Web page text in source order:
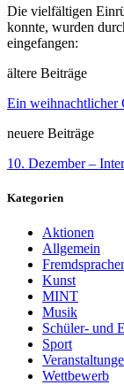
Die vielfältigen
konnte, wurden
eingefangen:
ältere Beiträge
Ein weihnachtlicher
neuere Beiträge
10. Dezember –
Kategorien
Aktionen
Allgemein
Kunst
MINT
Musik
Schüler- und
Sport
Wettbewerb